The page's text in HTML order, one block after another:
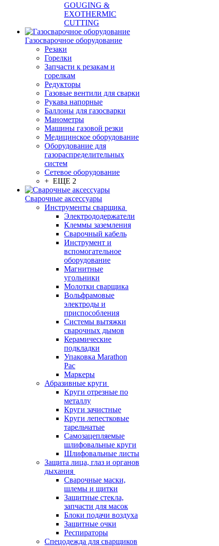
GOUGING &
EXOTHERMIC
CUTTING
Газосварочное оборудование
Резаки
Горелки
Запчасти к резакам и
горелкам
Редукторы
Газовые вентили для сварки
Рукава напорные
Баллоны для газосварки
Манометры
Машины газовой резки
Медицинское оборудование
Оборудование для
газораспределительных
систем
Сетевое оборудование
+ ЕЩЕ 2
Сварочные аксессуары
Инструменты сварщика
Электрододержатели
Клеммы заземления
Сварочный кабель
Инструмент и
вспомогательное
оборудование
Магнитные
угольники
Молотки сварщика
Вольфрамовые
электроды и
приспособления
Системы вытяжки
сварочных дымов
Керамические
подкладки
Упаковка Marathon
Pac
Маркеры
Абразивные круги
Круги отрезные по
металлу
Круги зачистные
Круги лепестковые
тарельчатые
Самозацепляемые
шлифовальные круги
Шлифовальные листы
Защита лица, глаз и органов
дыхания
Сварочные маски,
шлемы и щитки
Защитные стекла,
запчасти для масок
Блоки подачи воздуха
Защитные очки
Респираторы
Спецодежда для сварщиков